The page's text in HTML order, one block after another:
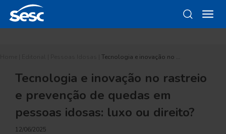
Tecnologia e inovação no …
Tecnologia e inovação no rastreio
e prevenção de quedas em
pessoas idosas: luxo ou direito?
12/06/2025